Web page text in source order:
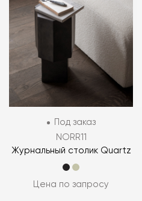
Под заказ
NORR11
Журнальный столик Quartz
Цена по запросу